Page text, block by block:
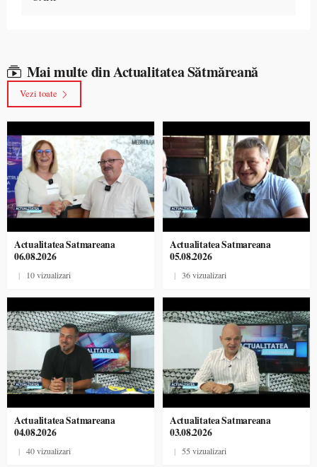
Mai multe din Actualitatea Sătmăreană
Vezi toate
Actualitatea Satmareana
06.08.2026
| 10 vizualizari
Actualitatea Satmareana
05.08.2026
| 36 vizualizari
Actualitatea Satmareana
04.08.2026
| 40 vizualizari
Actualitatea Satmareana
03.08.2026
| 55 vizualizari